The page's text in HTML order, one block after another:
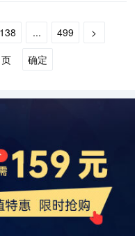
产业也需要加强技术研发和
应对国际市场竞争的挑战。
竞争力，中国CPU产业有望
中国企业需要在技术研发和
业
业在面对国际竞争的同时，
国CPU企业
作用。政府出台了一系列的
程度上促进了中国企业的发
角。此外，中国也有一些本
府的支持下取得了一定的成
续在技术创新和市场竞争中
用领域的需求。此外，国内
手段来争夺市场份额。因
次，中国CPU
但与国际领先厂商相比，还
还有待提高。此外，国外厂
大优势，对中国CPU产业形
业在个人电脑、服务器、手
空间，市场需求持续增长。
竞争，需要加强技术创新和
术水平和品牌影响力等方面
平和产能方面也有了显著提
，使其适应不同的应用场景
，也提供了灵活的定制化服
等方式销售到全球各地。中
供应到设备制造，中国的产
应商可以提供高质量和稳定
时，中国的设备制造企业也
保障。 另外，软件
。中国的软件公司在芯片设
为CPU设计提供全面的支
企业积极创新，推动着CPU
企业已经实现了多代工艺的
先进工艺。这些突破一方
产业快速崛起，国内企业开
参与其中，通过并购获得了
了中国CPU产业的整体竞争
术水平和品牌知名度方面仍
取得了一定进展，但距离全
CPU产业市场竞争激烈，企
138 ... 499
>
页 确定